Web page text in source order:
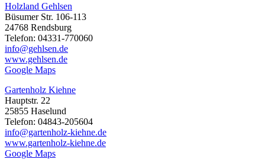
Holzland Gehlsen
Büsumer Str. 106-113
24768 Rendsburg
Telefon: 04331-770060
info@gehlsen.de
www.gehlsen.de
Google Maps
Gartenholz Kiehne
Hauptstr. 22
25855 Haselund
Telefon: 04843-205604
info@gartenholz-kiehne.de
www.gartenholz-kiehne.de
Google Maps